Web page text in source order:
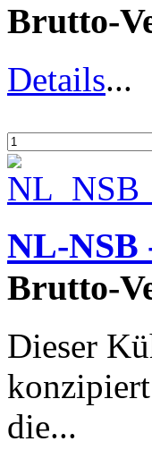
Brutto-
Details...
NL-NSB
Brutto-
Dieser
die...